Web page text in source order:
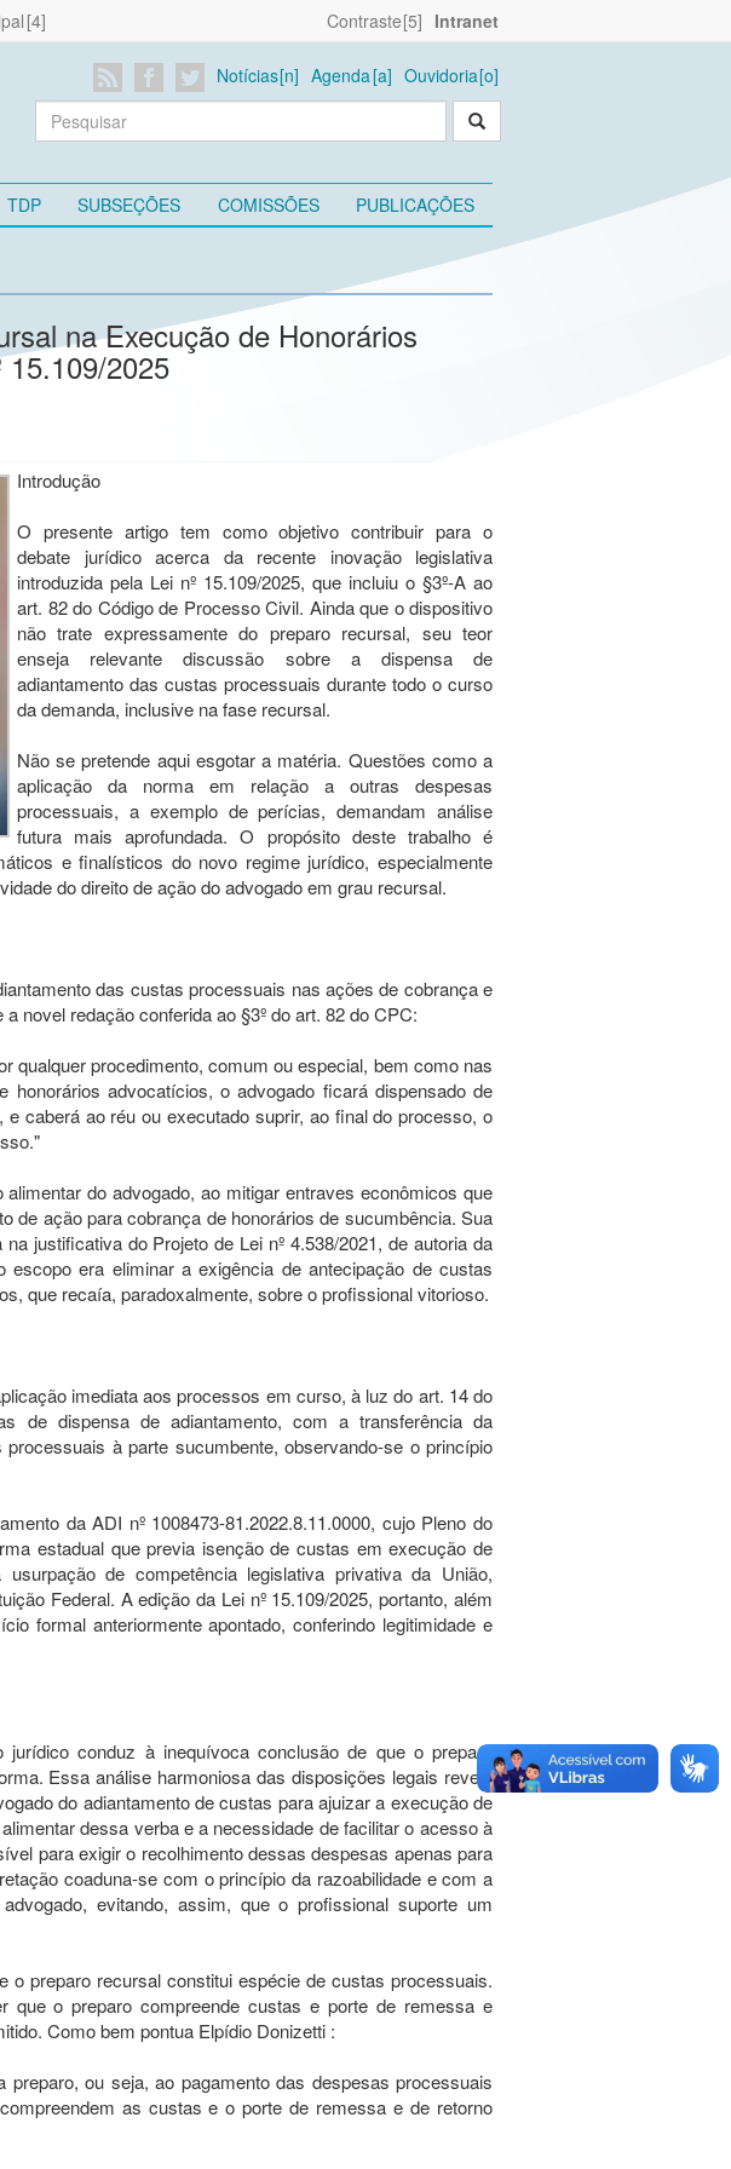
Contraste Intranet
Notícias Agenda Ouvidoria
TDP SUBSEÇÕES COMISSÕES PUBLICAÇÕES
na Execução de Honorários
2025
Introdução
O presente artigo tem como objetivo contribuir para o
debate jurídico acerca da recente inovação legislativa
introduzida pela Lei nº 15.109/2025, que incluiu o §3º-A ao
art. 82 do Código de Processo Civil. Ainda que o dispositivo
não trate expressamente do preparo recursal, seu teor
enseja relevante discussão sobre a dispensa de
adiantamento das custas processuais durante todo o curso
da demanda, inclusive na fase recursal.
Não se pretende aqui esgotar a matéria. Questões como a
aplicação da norma em relação a outras despesas
processuais, a exemplo de perícias, demandam análise
futura mais aprofundada. O propósito deste trabalho é
e finalísticos do novo regime jurídico, especialmente
do direito de ação do advogado em grau recursal.
das custas processuais nas ações de cobrança e
novel redação conferida ao §3º do art. 82 do CPC:
qualquer procedimento, comum ou especial, bem como nas
honorários advocatícios, o advogado ficará dispensado de
caberá ao réu ou executado suprir, ao final do processo, o
do advogado, ao mitigar entraves econômicos que
de ação para cobrança de honorários de sucumbência. Sua
justificativa do Projeto de Lei nº 4.538/2021, de autoria da
escopo era eliminar a exigência de antecipação de custas
que recaía, paradoxalmente, sobre o profissional vitorioso.
imediata aos processos em curso, à luz do art. 14 do
de dispensa de adiantamento, com a transferência da
à parte sucumbente, observando-se o princípio
da ADI nº 1008473-81.2022.8.11.0000, cujo Pleno do
estadual que previa isenção de custas em execução de
de competência legislativa privativa da União,
Federal. A edição da Lei nº 15.109/2025, portanto, além
formal anteriormente apontado, conferindo legitimidade e
jurídico conduz à inequívoca conclusão de que o preparo
Essa análise harmoniosa das disposições legais revela
do adiantamento de custas para ajuizar a execução de
dessa verba e a necessidade de facilitar o acesso à
para exigir o recolhimento dessas despesas apenas para
coaduna-se com o princípio da razoabilidade e com a
evitando, assim, que o profissional suporte um
o preparo recursal constitui espécie de custas processuais.
o preparo compreende custas e porte de remessa e
Como bem pontua Elpídio Donizetti :
ou seja, ao pagamento das despesas processuais
as custas e o porte de remessa e de retorno